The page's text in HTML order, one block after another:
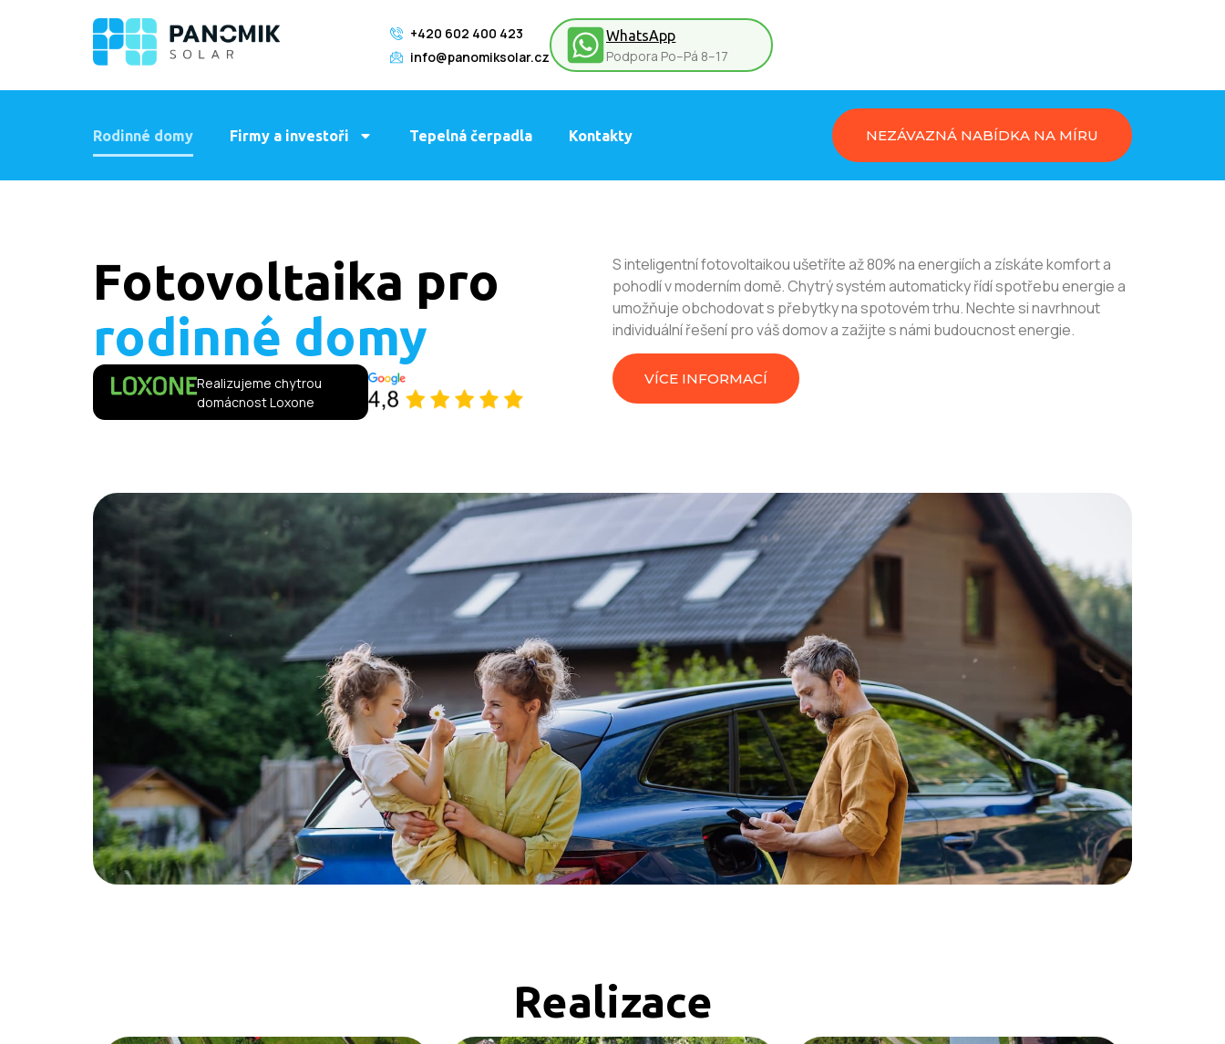
+420 602 400 423
info@panomiksolar.cz
WhatsApp
Podpora Po–Pá 8–17
NEZÁVAZNÁ NABÍDKA NA MÍRU
Rodinné domy Firmy a investoři Tepelná čerpadla Kontakty
Fotovoltaika pro
rodinné domy
Realizujeme chytrou
domácnost Loxone
S inteligentní fotovoltaikou ušetříte až 80% na energiích a získáte komfort a
pohodlí v moderním domě. Chytrý systém automaticky řídí spotřebu energie a
umožňuje obchodovat s přebytky na spotovém trhu. Nechte si navrhnout
individuální řešení pro váš domov a zažijte s námi budoucnost energie.
VÍCE INFORMACÍ
Realizace